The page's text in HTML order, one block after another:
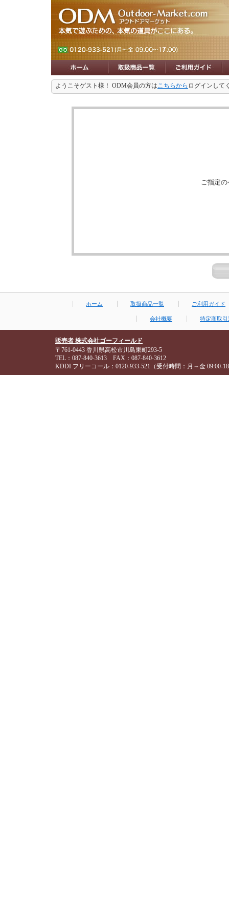
ようこそゲスト様！ ODM会員の方はこちらから ログインして
ご指定
ホーム 取扱商品一覧 ご利用ガイド
会社概要 特定商取
販売者 株式会社ゴーフィールド
〒761-0443 香川県高松市川島東町293-5
TEL：087-840-3613 FAX：087-840-3612
KDDI フリーコール：0120-933-521（受付時間：月～金 09:00-